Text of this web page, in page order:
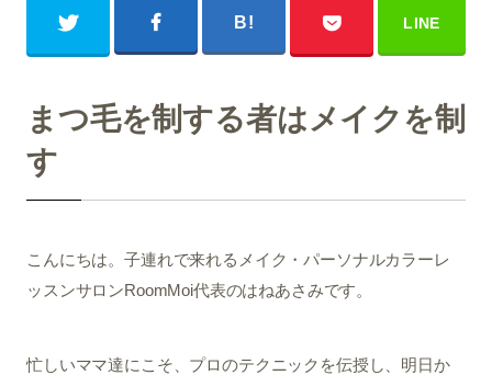
まつ毛を制する者はメイクを制
す
こんにちは。子連れで来れるメイク・パーソナルカラーレ
ッスンサロンRoomMoi代表のはねあさみです。
忙しいママ達にこそ、プロのテクニックを伝授し、明日か